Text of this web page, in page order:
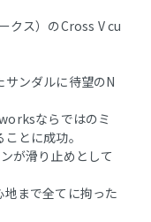
クス）のCross V cu
ンダルに待望のN
ならではのミ
とに成功。
が滑り止めとして
まで全てに拘った